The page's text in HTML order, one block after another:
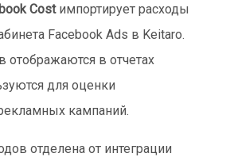
Costимпортирует расходы
Facebook Ads в Keitaro.
отображаются в отчетах
для оценки
кампаний.
отделена от интеграции